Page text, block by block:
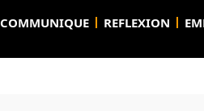
COMMUNIQUE REFLEXION